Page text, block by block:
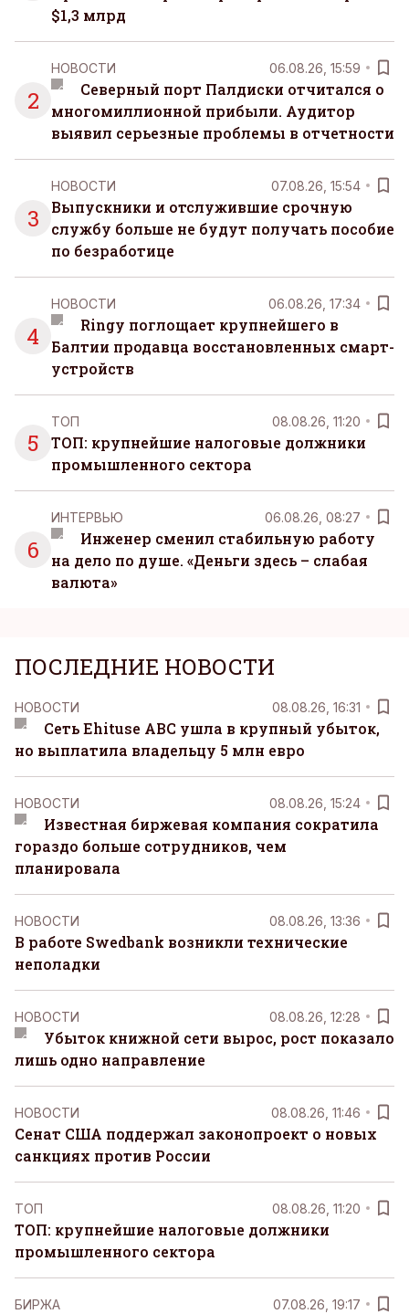
$1,3 млрд
2
НОВОСТИ 06.08.26, 15:59
Северный порт Палдиски отчитался о
многомиллионной прибыли. Аудитор
выявил серьезные проблемы в отчетности
3
НОВОСТИ 07.08.26, 15:54
Выпускники и отслужившие срочную
службу больше не будут получать пособие
по безработице
4
НОВОСТИ 06.08.26, 17:34
Ringy поглощает крупнейшего в
Балтии продавца восстановленных смарт-
устройств
5
ТОП 08.08.26, 11:20
ТОП: крупнейшие налоговые должники
промышленного сектора
6
ИНТЕРВЬЮ 06.08.26, 08:27
Инженер сменил стабильную работу
на дело по душе. «Деньги здесь – слабая
валюта»
ПОСЛЕДНИЕ НОВОСТИ
НОВОСТИ 08.08.26, 16:31
Сеть Ehituse ABC ушла в крупный убыток,
но выплатила владельцу 5 млн евро
НОВОСТИ 08.08.26, 15:24
Известная биржевая компания сократила
гораздо больше сотрудников, чем
планировала
НОВОСТИ 08.08.26, 13:36
В работе Swedbank возникли технические
неполадки
НОВОСТИ 08.08.26, 12:28
Убыток книжной сети вырос, рост показало
лишь одно направление
НОВОСТИ 08.08.26, 11:46
Сенат США поддержал законопроект о новых
санкциях против России
ТОП 08.08.26, 11:20
ТОП: крупнейшие налоговые должники
промышленного сектора
БИРЖА 07.08.26, 19:17